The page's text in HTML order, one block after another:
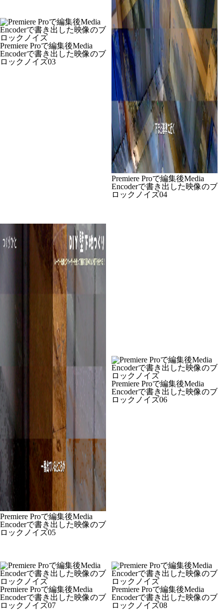
Premiere Proで編集後Media
Encoderで書き出した映像のブ
ロックノイズ03
Premiere Proで編集後Media
Encoderで書き出した映像のブ
ロックノイズ04
Premiere Proで編集後Media
Encoderで書き出した映像のブ
ロックノイズ05
Premiere Proで編集後Media
Encoderで書き出した映像のブ
ロックノイズ06
Premiere Proで編集後Media
Encoderで書き出した映像のブ
ロックノイズ07
Premiere Proで編集後Media
Encoderで書き出した映像のブ
ロックノイズ08